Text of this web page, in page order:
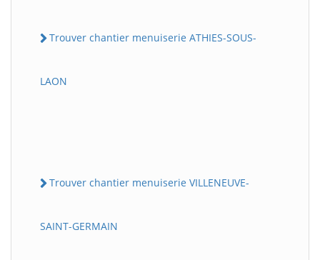
Trouver chantier menuiserie ATHIES-SOUS-
LAON
Trouver chantier menuiserie VILLENEUVE-
SAINT-GERMAIN